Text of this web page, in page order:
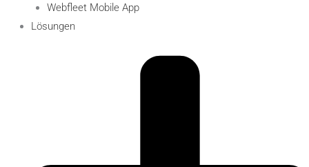
Webfleet Mobile App
Lösungen